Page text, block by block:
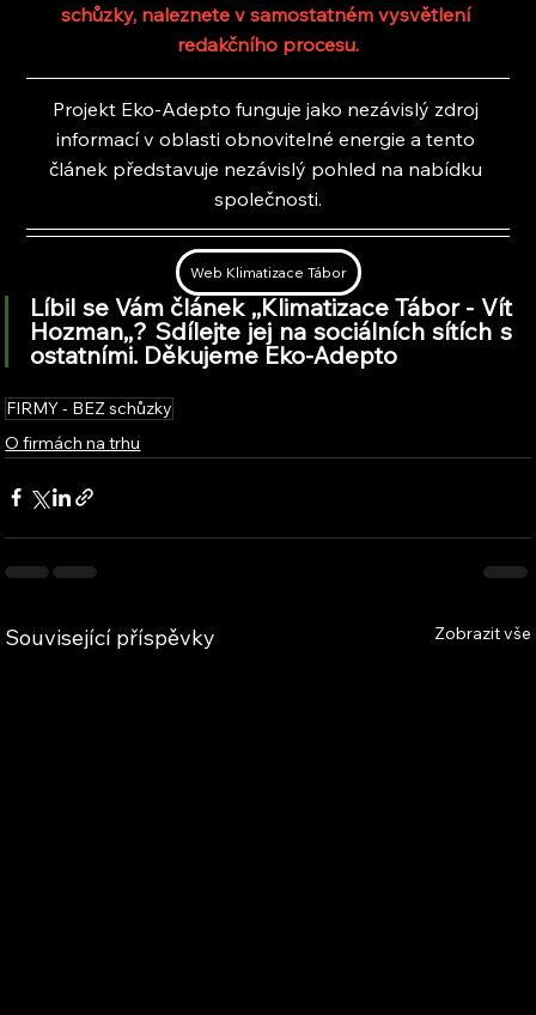
schůzky, naleznete v samostatném vysvětlení
redakčního procesu.
Projekt Eko-Adepto funguje jako nezávislý zdroj
informací v oblasti obnovitelné energie a tento
článek představuje nezávislý pohled na nabídku
společnosti.
Web Klimatizace Tábor
Líbil se Vám článek ,,​​Klimatizace Tábor - Vít
Hozman,,? Sdílejte jej na sociálních sítích s
ostatními. Děkujeme Eko-Adepto
FIRMY - BEZ schůzky
O firmách na trhu
Související příspěvky Zobrazit vše